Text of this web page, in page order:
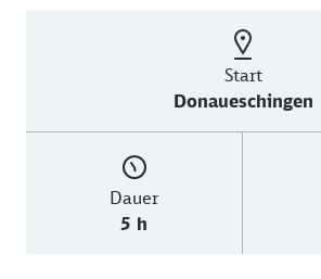
Start
Donaueschingen
Dauer
5 h